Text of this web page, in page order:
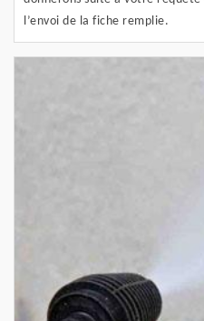
l’envoi de la fiche remplie.